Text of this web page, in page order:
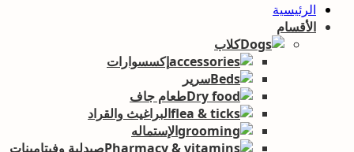
الرئيسية
الأقسام
كلاب
إكسسوارات
سرير
طعام جاف
البراغيث والقراد
الإستماله
صيدلية وفيتامينات